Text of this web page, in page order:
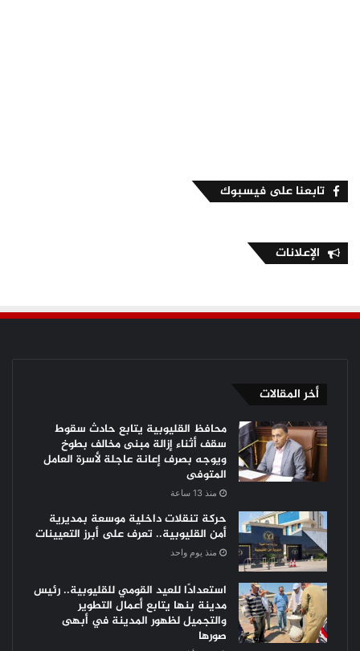
تابعنا على فيسبوك
الإعلانات
أخر المقالات
محافظ القليوبية يتابع حادث سقوط
سقف أثناء إزالة مبنى مخالف بطوخ
ويوجه بصرف إعانة عاجلة لأسرة العامل
المتوفى
منذ 13 ساعة
حركة تنقلات داخلية موسعة بمديرية
أمن القليوبية.. تعرف على أبرز التعيينات
منذ يوم واحد
استعدادًا للعيد القومي للقليوبية.. رئيس
مدينة بنها يتابع أعمال التطوير
والتجميل لظهور المدينة في أبهى
صورها